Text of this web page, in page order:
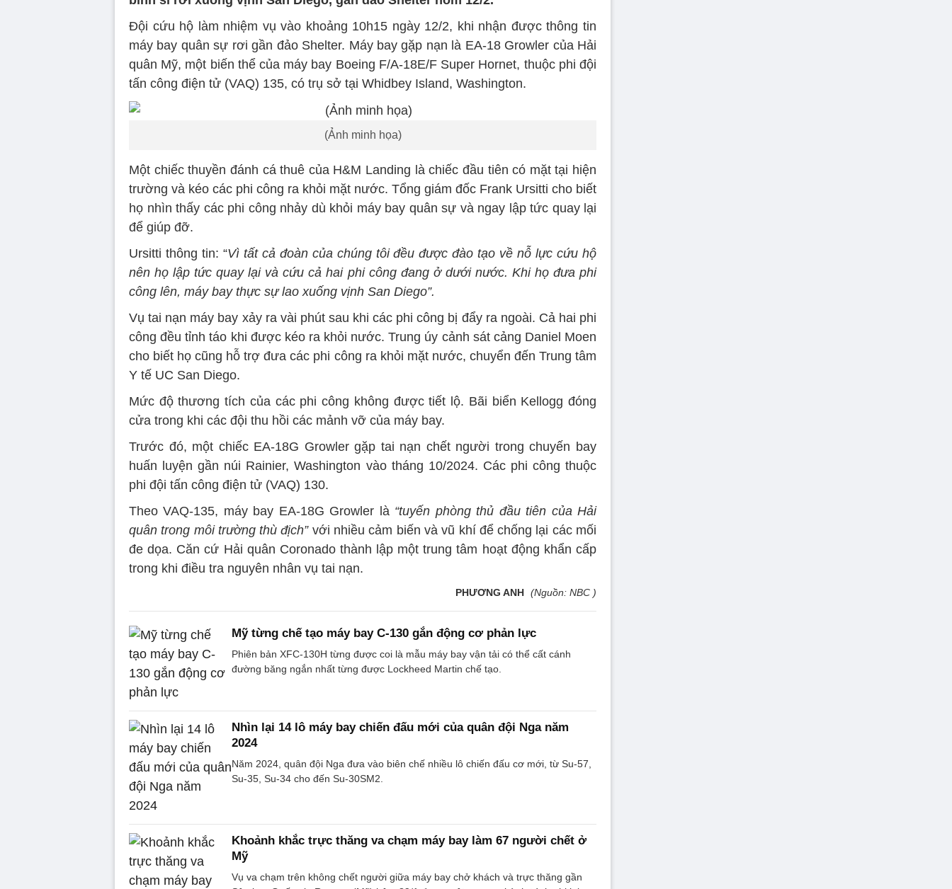
Đội cứu hộ làm nhiệm vụ vào khoảng 10h15 ngày 12/2, khi nhận được thông tin
máy bay quân sự rơi gần đảo Shelter. Máy bay gặp nạn là EA-18 Growler của Hải
quân Mỹ, một biến thể của máy bay Boeing F/A-18E/F Super Hornet, thuộc phi đội
tấn công điện tử (VAQ) 135, có trụ sở tại Whidbey Island, Washington.
(Ảnh minh họa)
Một chiếc thuyền đánh cá thuê của H&M Landing là chiếc đầu tiên có mặt tại hiện
trường và kéo các phi công ra khỏi mặt nước. Tổng giám đốc Frank Ursitti cho biết
họ nhìn thấy các phi công nhảy dù khỏi máy bay quân sự và ngay lập tức quay lại
để giúp đỡ.
Ursitti thông tin: “Vì tất cả đoàn của chúng tôi đều được đào tạo về nỗ lực cứu hộ
nên họ lập tức quay lại và cứu cả hai phi công đang ở dưới nước. Khi họ đưa phi
công lên, máy bay thực sự lao xuống vịnh San Diego”.
Vụ tai nạn máy bay xảy ra vài phút sau khi các phi công bị đẩy ra ngoài. Cả hai phi
công đều tỉnh táo khi được kéo ra khỏi nước. Trung úy cảnh sát cảng Daniel Moen
cho biết họ cũng hỗ trợ đưa các phi công ra khỏi mặt nước, chuyển đến Trung tâm
Y tế UC San Diego.
Mức độ thương tích của các phi công không được tiết lộ. Bãi biển Kellogg đóng
cửa trong khi các đội thu hồi các mảnh vỡ của máy bay.
Trước đó, một chiếc EA-18G Growler gặp tai nạn chết người trong chuyến bay
huấn luyện gần núi Rainier, Washington vào tháng 10/2024. Các phi công thuộc
phi đội tấn công điện tử (VAQ) 130.
Theo VAQ-135, máy bay EA-18G Growler là “tuyến phòng thủ đầu tiên của Hải
quân trong môi trường thù địch”với nhiều cảm biến và vũ khí để chống lại các mối
đe dọa. Căn cứ Hải quân Coronado thành lập một trung tâm hoạt động khẩn cấp
trong khi điều tra nguyên nhân vụ tai nạn.
PHƯƠNG ANH (Nguồn: NBC )
Mỹ từng chế tạo máy bay C-130 gắn động cơ phản lực
Phiên bản XFC-130H từng được coi là mẫu máy bay vận tải có thể cất cánh
đường băng ngắn nhất từng được Lockheed Martin chế tạo.
Nhìn lại 14 lô máy bay chiến đấu mới của quân đội Nga năm
2024
Năm 2024, quân đội Nga đưa vào biên chế nhiều lô chiến đấu cơ mới, từ Su-57,
Su-35, Su-34 cho đến Su-30SM2.
Khoảnh khắc trực thăng va chạm máy bay làm 67 người chết ở
Mỹ
Vụ va chạm trên không chết người giữa máy bay chở khách và trực thăng gần